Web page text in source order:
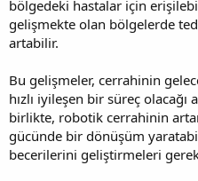
bölgedeki hastalar için
gelişmekte olan bölgelerde
artabilir.
Bu gelişmeler, cerrahinin
hızlı iyileşen bir süreç
birlikte, robotik cerrahinin
gücünde bir dönüşüm
becerilerini geliştirmeleri